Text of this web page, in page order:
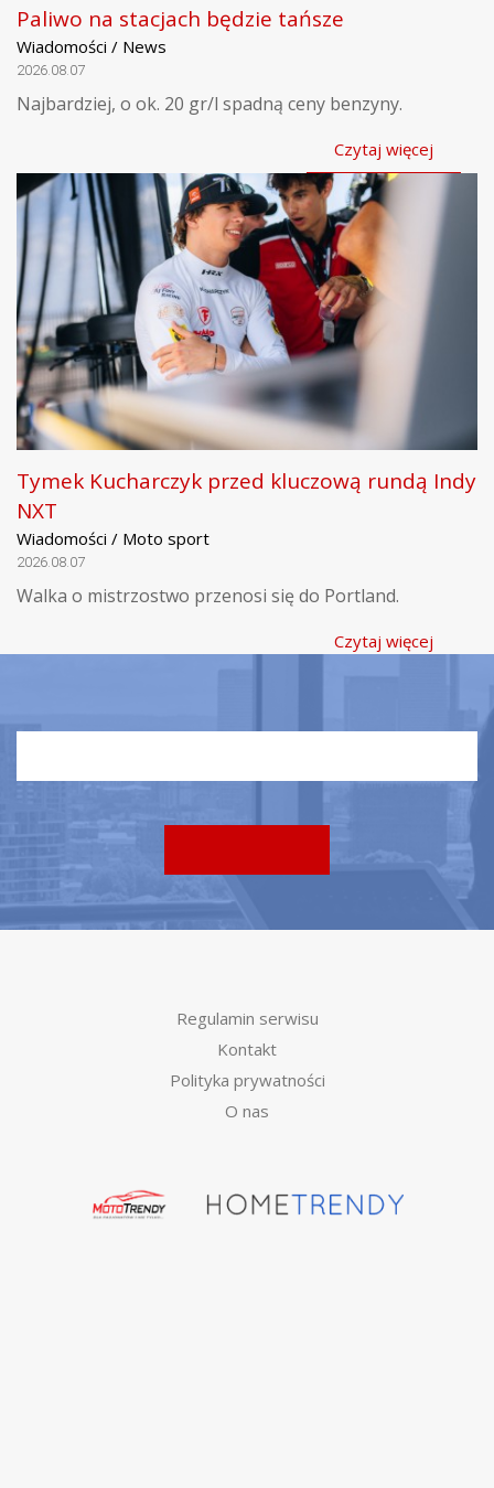
Paliwo na stacjach będzie tańsze
Wiadomości / News
2026.08.07
Najbardziej, o ok. 20 gr/l spadną ceny benzyny.
Czytaj więcej
Tymek Kucharczyk przed kluczową rundą Indy
NXT
Wiadomości / Moto sport
2026.08.07
Walka o mistrzostwo przenosi się do Portland.
Czytaj więcej
Regulamin serwisu
Kontakt
Polityka prywatności
O nas